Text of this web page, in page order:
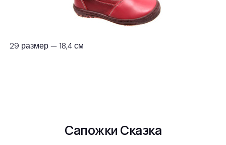
29 размер — 18,4 см
Сапожки Сказка